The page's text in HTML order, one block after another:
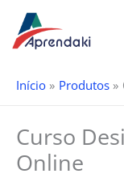
para
Início
Produtos
Curso
Online